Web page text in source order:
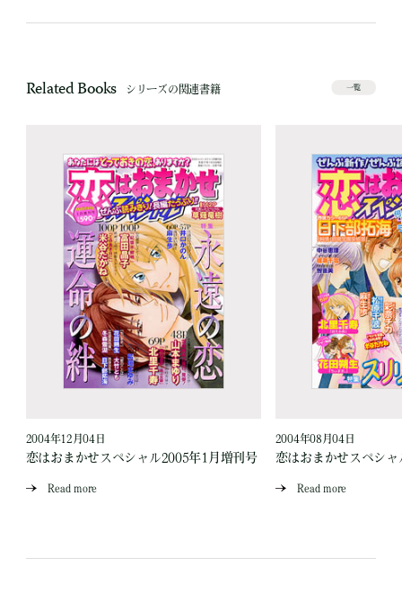
Related Books シリーズの関連書籍 一覧
2004年12月04日
恋はおまかせスペシャル2005年1月増刊号
Read more
2004年08月04日
恋はおまかせスペシ
Read more